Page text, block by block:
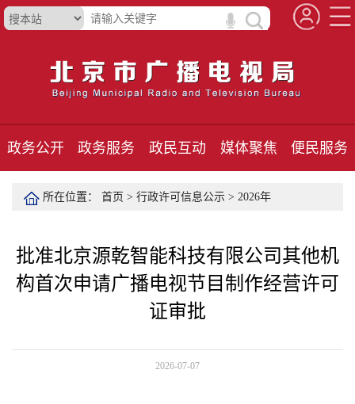
政务公开 政务服务 政民互动 媒体聚焦 便民服务
所在位置： 首页 > 行政许可信息公示 > 2026年
批准北京源乾智能科技有限公司其他机
构首次申请广播电视节目制作经营许可
证审批
2026-07-07